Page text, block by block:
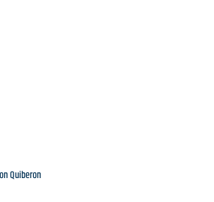
Austernzucht